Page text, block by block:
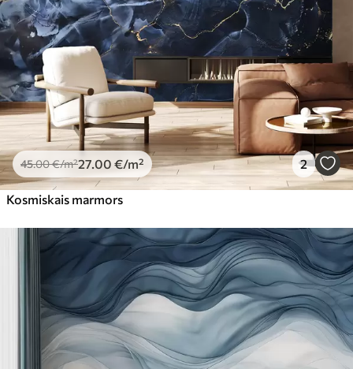
45.00€/m²27 .00 €/m² 2
Kosmiskais marmors